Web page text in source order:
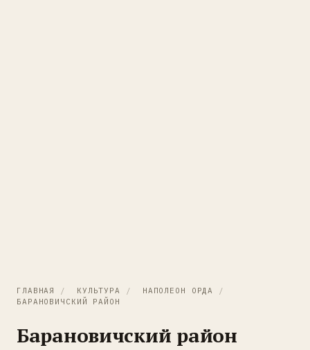
ГЛАВНАЯ / КУЛЬТУРА / НАПОЛЕОН ОРДА
/
БАРАНОВИЧСКИЙ РАЙОН
Барановичский район